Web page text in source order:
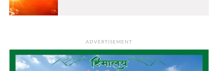
ADVERTISEMENT